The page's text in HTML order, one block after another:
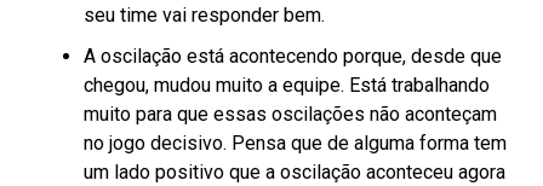
seu time vai responder bem.
A oscilação está acontecendo porque, desde que
chegou, mudou muito a equipe. Está trabalhando
muito para que essas oscilações não aconteçam
no jogo decisivo. Pensa que de alguma forma tem
um lado positivo que a oscilação aconteceu agora